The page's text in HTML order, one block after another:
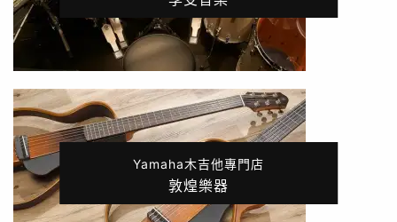
Yamaha木吉他專門店
敦煌樂器